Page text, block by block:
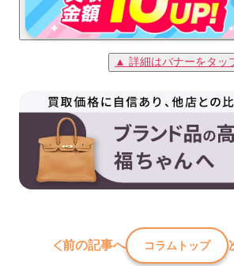
▲ 詳細はバナーをタッ
前の記事へ コラムトップ